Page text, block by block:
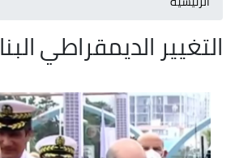
التغيير الديمقراطي البناء